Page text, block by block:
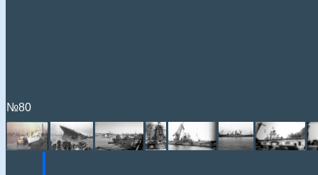
№80